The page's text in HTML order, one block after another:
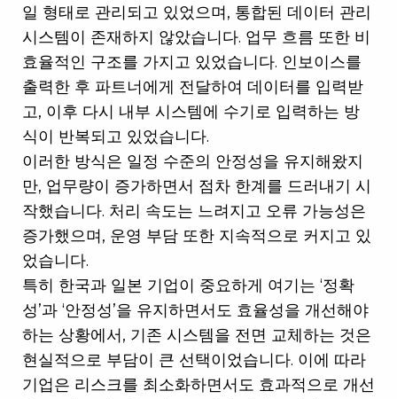
일 형태로 관리되고 있었으며, 통합된 데이터 관리
시스템이 존재하지 않았습니다. 업무 흐름 또한 비
효율적인 구조를 가지고 있었습니다. 인보이스를
출력한 후 파트너에게 전달하여 데이터를 입력받
고, 이후 다시 내부 시스템에 수기로 입력하는 방
식이 반복되고 있었습니다.
이러한 방식은 일정 수준의 안정성을 유지해왔지
만, 업무량이 증가하면서 점차 한계를 드러내기 시
작했습니다. 처리 속도는 느려지고 오류 가능성은
증가했으며, 운영 부담 또한 지속적으로 커지고 있
었습니다.
특히 한국과 일본 기업이 중요하게 여기는 ‘정확
성’과 ‘안정성’을 유지하면서도 효율성을 개선해야
하는 상황에서, 기존 시스템을 전면 교체하는 것은
현실적으로 부담이 큰 선택이었습니다. 이에 따라
기업은 리스크를 최소화하면서도 효과적으로 개선